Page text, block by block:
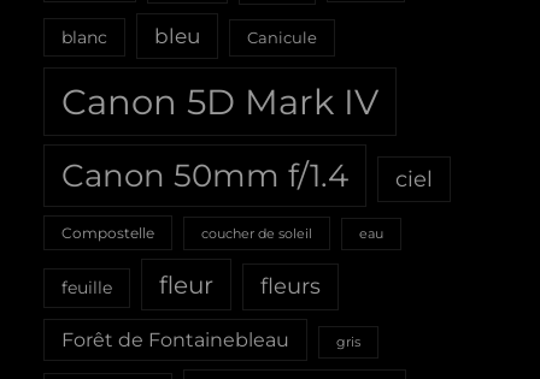
blanc bleu Canicule
Canon 5D Mark IV
Canon 50mm f/1.4 ciel
Compostelle coucher de soleil eau
feuille fleur fleurs
Forêt de Fontainebleau gris